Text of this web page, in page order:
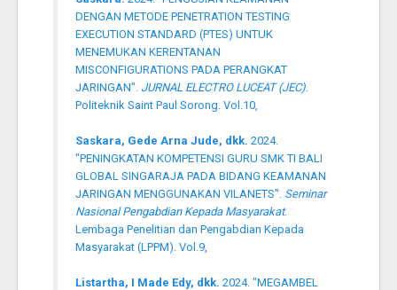
DENGAN METODE PENETRATION TESTING
EXECUTION STANDARD (PTES) UNTUK
MENEMUKAN KERENTANAN
MISCONFIGURATIONS PADA PERANGKAT
JARINGAN". JURNAL ELECTRO LUCEAT (JEC).
Politeknik Saint Paul Sorong. Vol.10,
Saskara, Gede Arna Jude, dkk. 2024.
"PENINGKATAN KOMPETENSI GURU SMK TI BALI
GLOBAL SINGARAJA PADA BIDANG KEAMANAN
JARINGAN MENGGUNAKAN VILANETS". Seminar
Nasional Pengabdian Kepada Masyarakat.
Lembaga Penelitian dan Pengabdian Kepada
Masyarakat (LPPM). Vol.9,
Listartha, I Made Edy, dkk. 2024. "MEGAMBEL